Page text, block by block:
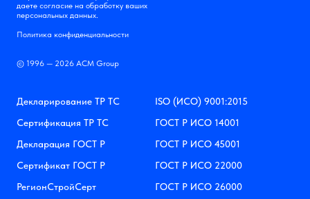
даете согласие на обработку ваших
персональных данных.
Политика конфиденциальности
© 1996 — 2026 АСМ Group
Декларирование ТР ТС
Сертификация ТР ТС
Декларация ГОСТ Р
Сертификат ГОСТ Р
РегионСтройСерт
ISO (ИСО) 9001:2015
ГОСТ Р ИСО 14001
ГОСТ Р ИСО 45001
ГОСТ Р ИСО 22000
ГОСТ Р ИСО 26000